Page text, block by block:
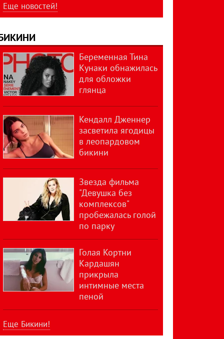
Еще новостей!
Беременная Тина
Кунаки обнажилась
для обложки
глянца
Кендалл Дженнер
засветила ягодицы
в леопардовом
бикини
Звезда фильма
"Девушка без
комплексов"
пробежалась голой
по парку
Голая Кортни
Кардашян
прикрыла
интимные места
пеной
Еще Бикини!